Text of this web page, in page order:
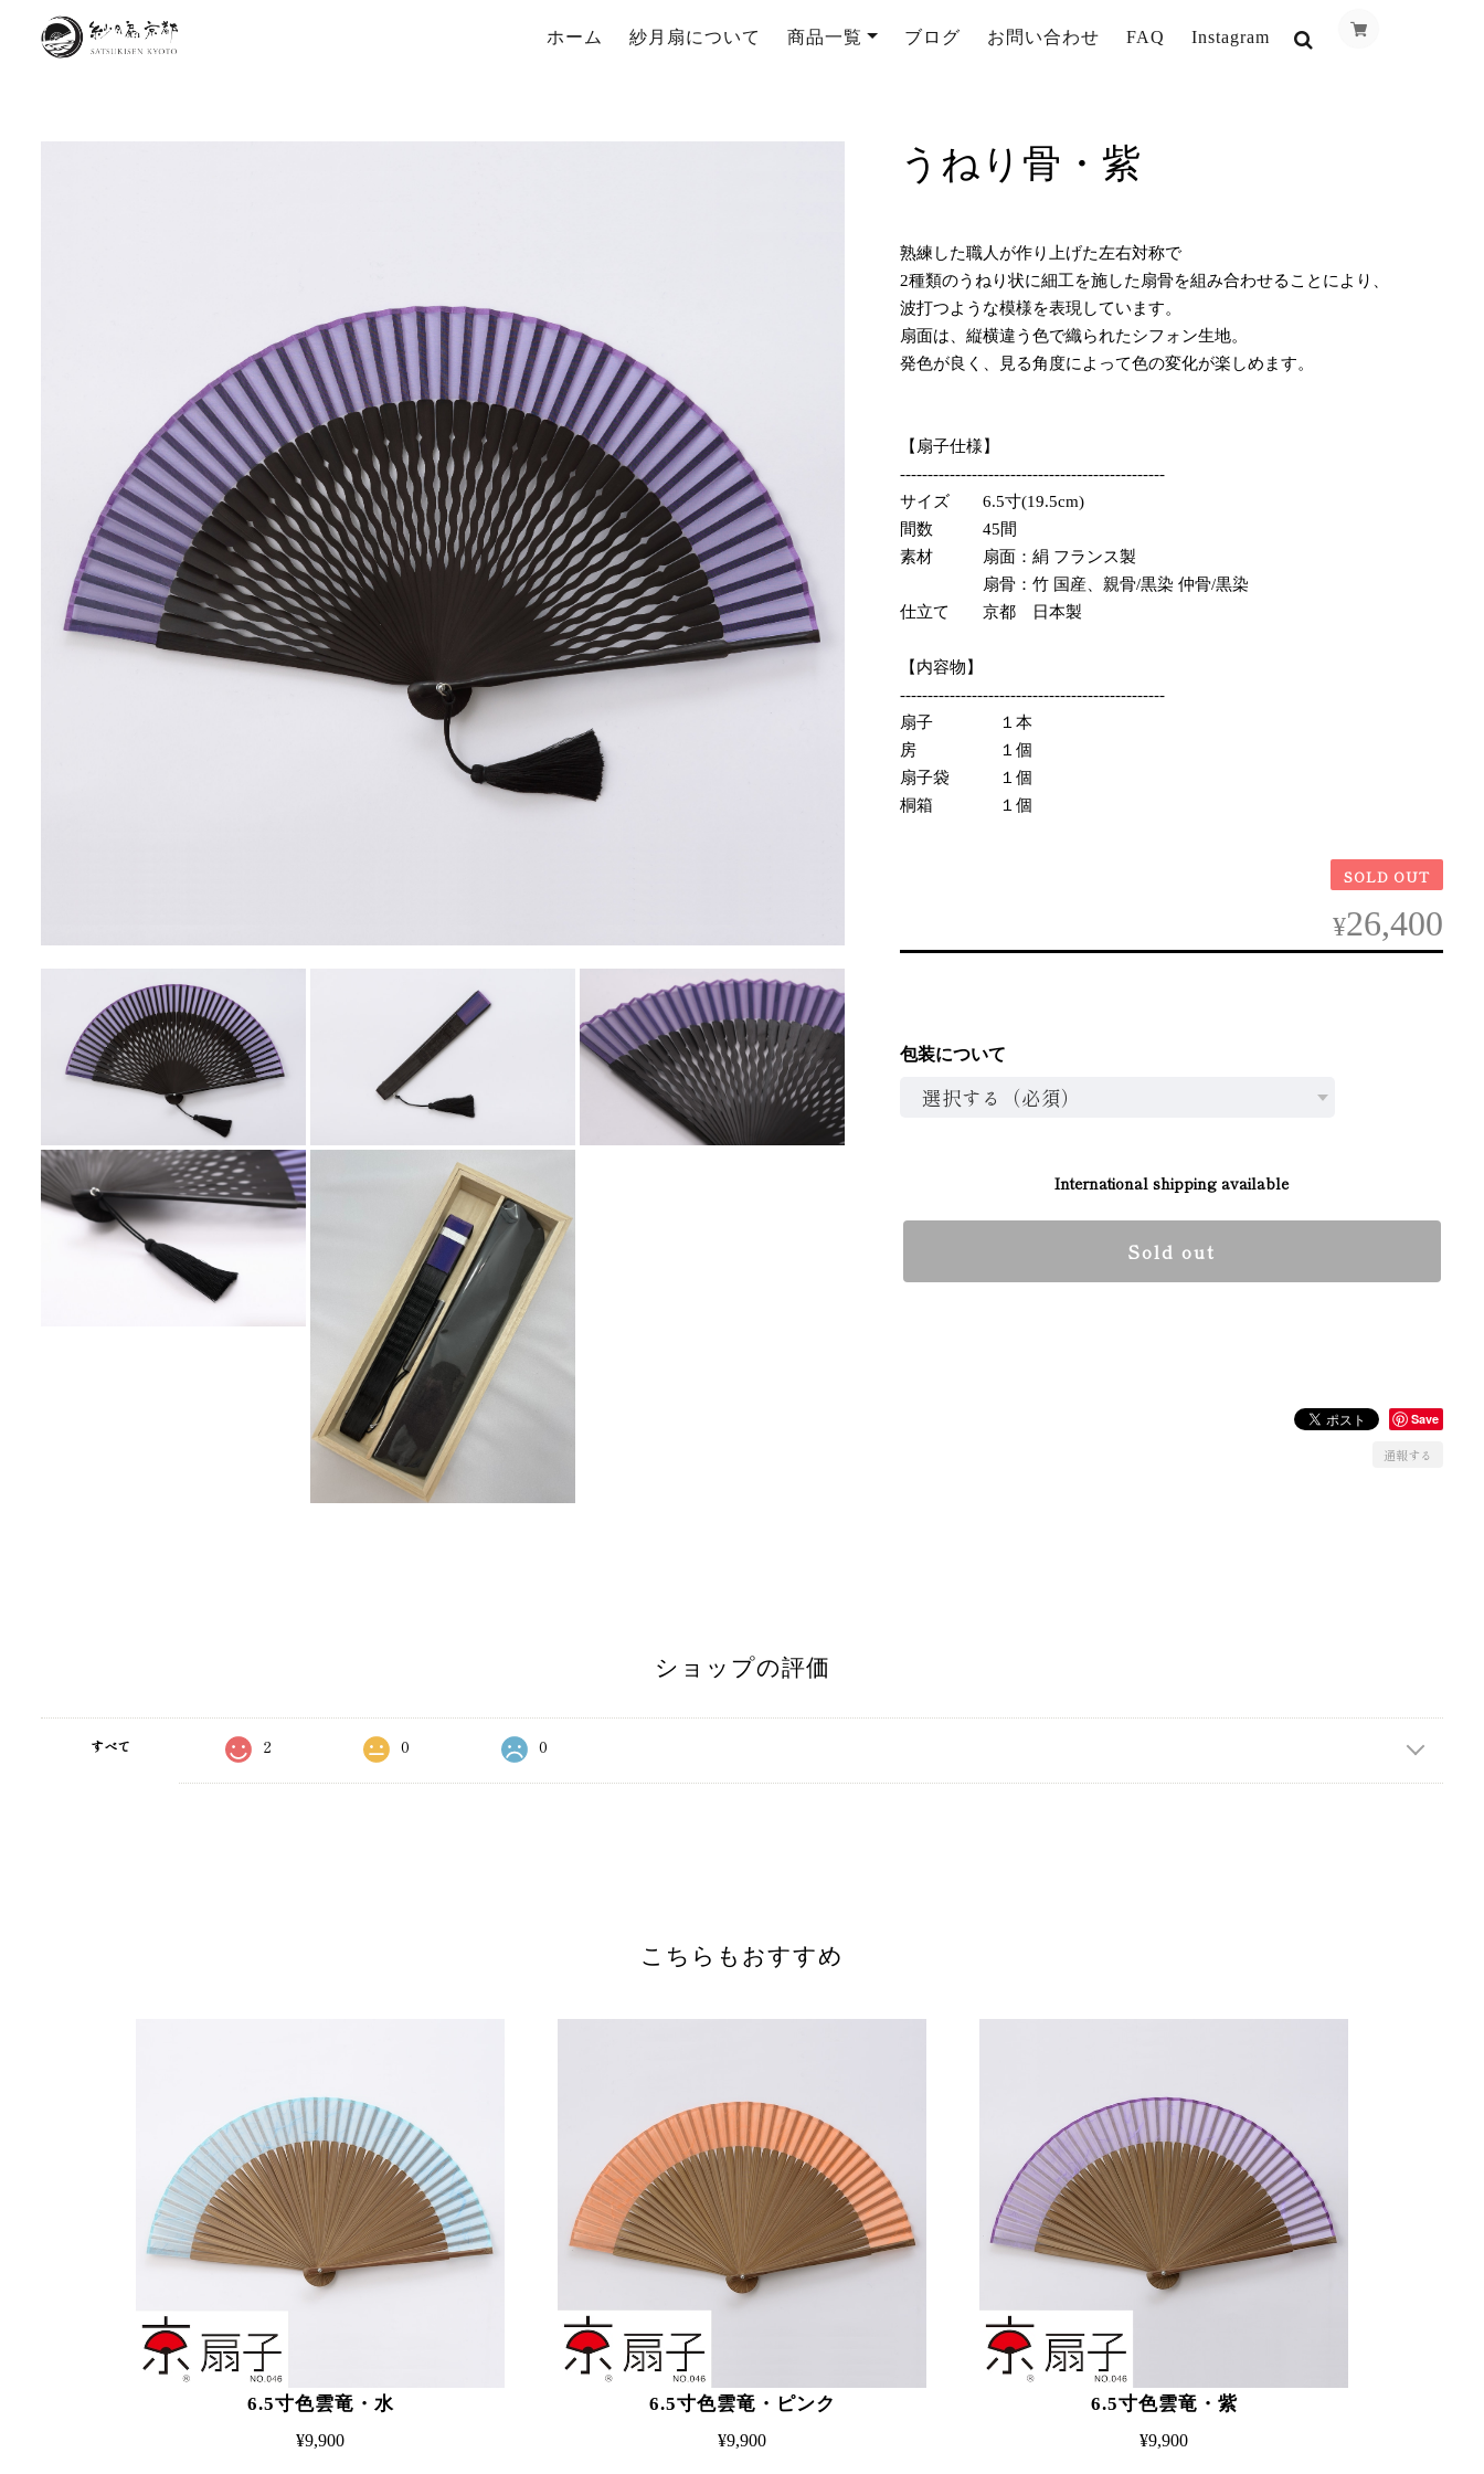
ホーム 紗月扇について 商品一覧 ブログ お問い合わせ FAQ Instagram
うねり骨・紫
熟練した職人が作り上げた左右対称で
2種類のうねり状に細工を施した扇骨を組み合わせることにより、
波打つような模様を表現しています。
扇面は、縦横違う色で織られたシフォン生地。
発色が良く、見る角度によって色の変化が楽しめます。
【扇子仕様】
------------------------------------------------
サイズ 6.5寸(19.5cm)
間数 45間
素材 扇面：絹 フランス製
扇骨：竹 国産、親骨/黒染 仲骨/黒染
仕立て 京都 日本製
【内容物】
------------------------------------------------
扇子 １本
房 １個
扇子袋 １個
桐箱 １個
SOLD OUT
¥26,400
包装について
International shipping available
Sold out
Save
通報する
ショップの評価
すべて 2 0 0
こちらもおすすめ
6.5寸色雲竜・水
¥9,900
6.5寸色雲竜・ピンク
¥9,900
6.5寸色雲竜・紫
¥9,900